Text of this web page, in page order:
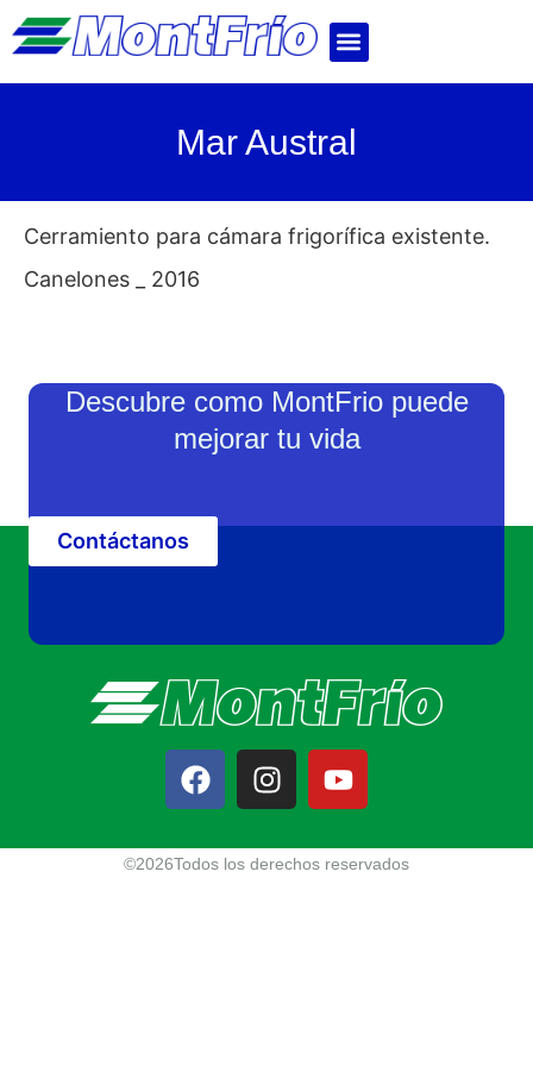
Mar Austral
Cerramiento para cámara frigorífica existente.
Canelones _ 2016
Descubre como MontFrio puede
mejorar tu vida
Contáctanos
©2026Todos los derechos reservados